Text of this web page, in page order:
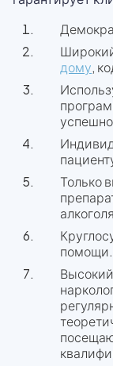
дому,
Только
помощи.